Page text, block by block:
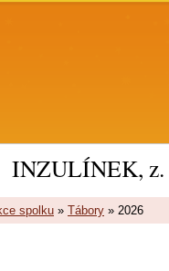
INZULÍNEK, z.
spolku » Tábory » 2026